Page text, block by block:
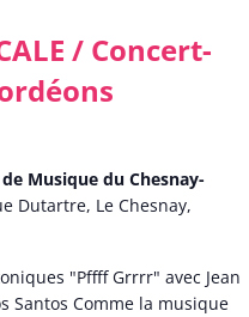
/ Concert-
Musique du Chesnay-
Dutartre, Le Chesnay,
"Pffff Grrrr" avec Jean
Santos Comme la musique